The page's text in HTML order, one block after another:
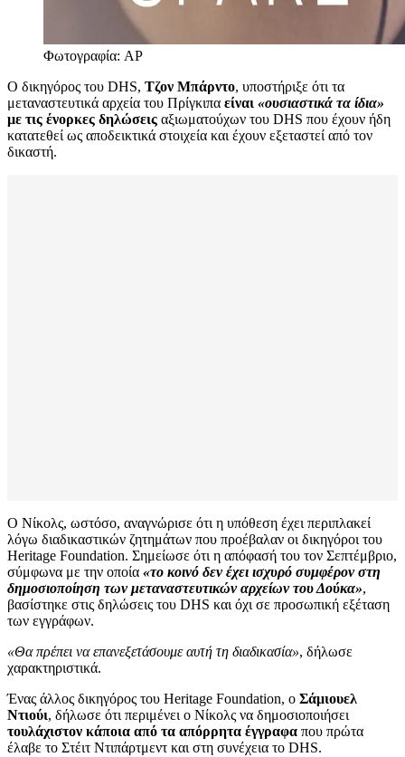
Φωτογραφία: AP
Ο δικηγόρος του DHS, Τζον Μπάρντο, υποστήριξε ότι τα
μεταναστευτικά αρχεία του Πρίγκιπα είναι «ουσιαστικά τα ίδια»
με τις ένορκες δηλώσεις αξιωματούχων του DHS που έχουν ήδη
κατατεθεί ως αποδεικτικά στοιχεία και έχουν εξεταστεί από τον
δικαστή.
Ο Νίκολς, ωστόσο, αναγνώρισε ότι η υπόθεση έχει περιπλακεί
λόγω διαδικαστικών ζητημάτων που προέβαλαν οι δικηγόροι του
Heritage Foundation. Σημείωσε ότι η απόφασή του τον Σεπτέμβριο,
σύμφωνα με την οποία «το κοινό δεν έχει ισχυρό συμφέρον στη
δημοσιοποίηση των μεταναστευτικών αρχείων του Δούκα»,
βασίστηκε στις δηλώσεις του DHS και όχι σε προσωπική εξέταση
των εγγράφων.
«Θα πρέπει να επανεξετάσουμε αυτή τη διαδικασία», δήλωσε
χαρακτηριστικά.
Ένας άλλος δικηγόρος του Heritage Foundation, ο Σάμιουελ
Ντιούι, δήλωσε ότι περιμένει ο Νίκολς να δημοσιοποιήσει
τουλάχιστον κάποια από τα απόρρητα έγγραφα που πρώτα
έλαβε το Στέιτ Ντιπάρτμεντ και στη συνέχεια το DHS.